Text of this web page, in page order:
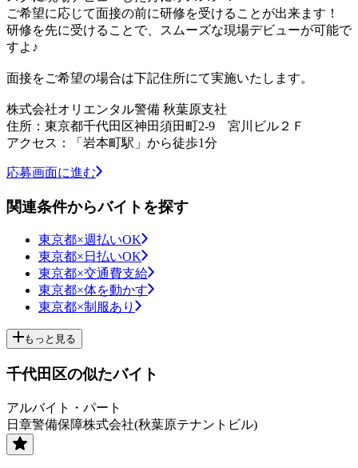
ご希望に応じて面接の前に研修を受けることが出来ます！
研修を先に受けることで、スムーズな現場デビューが可能で
すよ♪
面接をご希望の場合は下記住所にて実施いたします。
株式会社オリエンタル警備 秋葉原支社
住所：東京都千代田区神田須田町2-9 宮川ビル２Ｆ
アクセス：「岩本町駅」から徒歩1分
応募画面に進む
関連条件からバイトを探す
東京都×週払いOK
東京都×日払いOK
東京都×交通費支給
東京都×体を動かす
東京都×制服あり
もっと見る
千代田区の似たバイト
アルバイト・パート
日章警備保障株式会社(秋葉原テナントビル)